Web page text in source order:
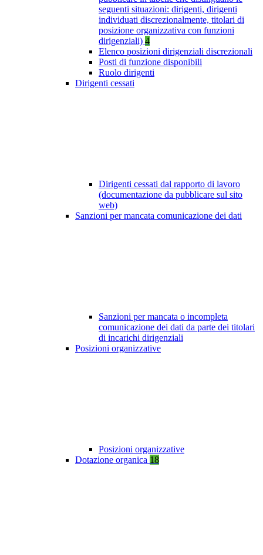
seguenti situazioni: dirigenti, dirigenti
individuati discrezionalmente, titolari di
posizione organizzativa con funzioni
dirigenziali) 4
Elenco posizioni dirigenziali discrezionali
Posti di funzione disponibili
Ruolo dirigenti
Dirigenti cessati
Dirigenti cessati dal rapporto di lavoro
(documentazione da pubblicare sul sito
web)
Sanzioni per mancata comunicazione dei dati
Sanzioni per mancata o incompleta
comunicazione dei dati da parte dei titolari
di incarichi dirigenziali
Posizioni organizzative
Posizioni organizzative
Dotazione organica 18